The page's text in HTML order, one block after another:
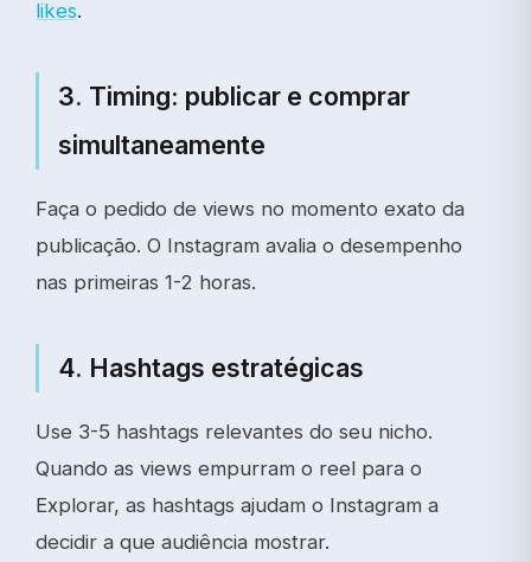
likes.
3. Timing: publicar e comprar
simultaneamente
Faça o pedido de views no momento exato da
publicação. O Instagram avalia o desempenho
nas primeiras 1-2 horas.
4. Hashtags estratégicas
Use 3-5 hashtags relevantes do seu nicho.
Quando as views empurram o reel para o
Explorar, as hashtags ajudam o Instagram a
decidir a que audiência mostrar.